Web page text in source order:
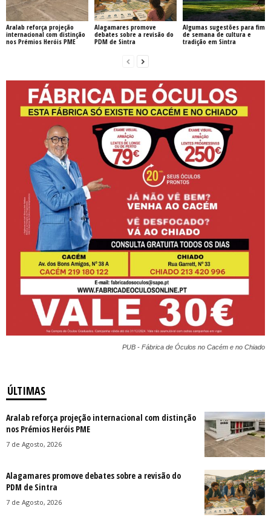
Aralab reforça projeção
internacional com distinção
nos Prémios Heróis PME
Alagamares promove
debates sobre a revisão do
PDM de Sintra
Algumas sugestões para fim
de semana de cultura e
tradição em Sintra
PUB - Fábrica de Óculos no Cacém e no Chiado
ÚLTIMAS
Aralab reforça projeção internacional com distinção
nos Prémios Heróis PME
7 de Agosto, 2026
Alagamares promove debates sobre a revisão do
PDM de Sintra
7 de Agosto, 2026